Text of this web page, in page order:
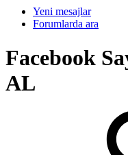
Yeni mesajlar
Forumlarda ara
Facebook
AL